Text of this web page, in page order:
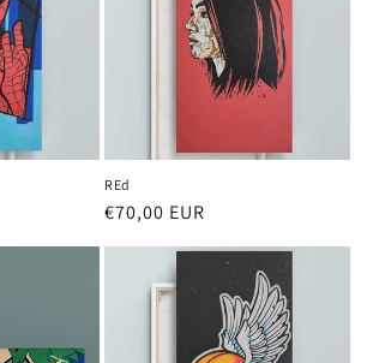
REd
Prix
€70,00 EUR